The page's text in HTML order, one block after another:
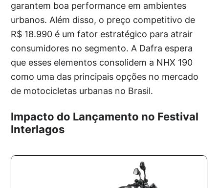
garantem boa performance em ambientes
urbanos. Além disso, o preço competitivo de
R$ 18.990 é um fator estratégico para atrair
consumidores no segmento. A Dafra espera
que esses elementos consolidem a NHX 190
como uma das principais opções no mercado
de motocicletas urbanas no Brasil.
Impacto do Lançamento no Festival
Interlagos